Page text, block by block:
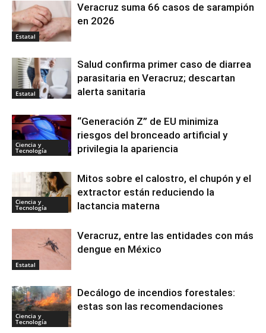
Estatal
Veracruz suma 66 casos de sarampión
en 2026
Estatal
Salud confirma primer caso de diarrea
parasitaria en Veracruz; descartan
alerta sanitaria
Ciencia y
Tecnología
“Generación Z” de EU minimiza
riesgos del bronceado artificial y
privilegia la apariencia
Ciencia y
Tecnología
Mitos sobre el calostro, el chupón y el
extractor están reduciendo la
lactancia materna
Estatal
Veracruz, entre las entidades con más
dengue en México
Ciencia y
Tecnología
Decálogo de incendios forestales:
estas son las recomendaciones